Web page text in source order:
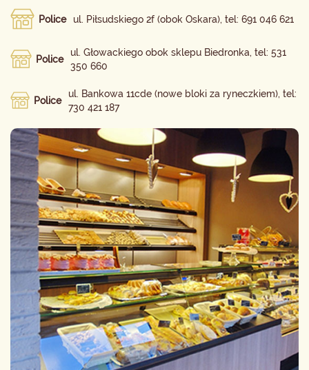
Police ul. Piłsudskiego 2f (obok Oskara), tel: 691 046 621
Police
ul. Głowackiego obok sklepu Biedronka, tel: 531
350 660
Police
ul. Bankowa 11cde (nowe bloki za ryneczkiem), tel:
730 421 187